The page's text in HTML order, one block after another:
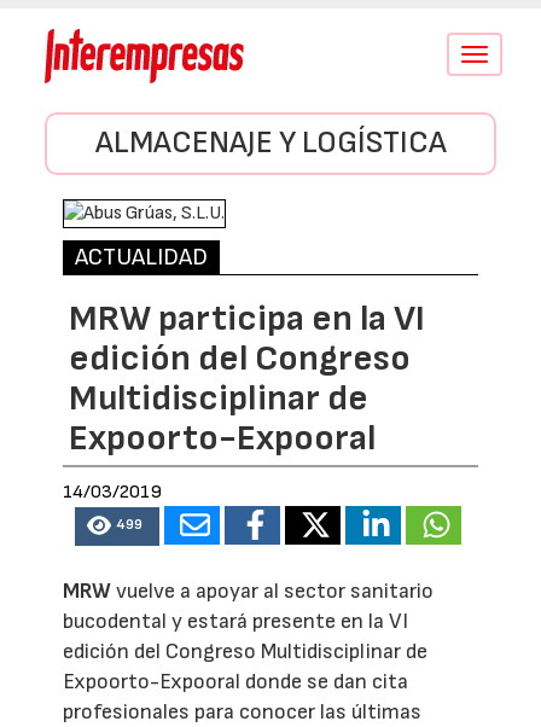
Conmutar
ALMACENAJE Y LOGÍSTICA
ACTUALIDAD
MRW participa en la VI
edición del Congreso
Multidisciplinar de
Expoorto-Expooral
14/03/2019
499
MRWvuelve a apoyar al sector sanitario
bucodental y estará presente en la VI
edición del Congreso Multidisciplinar de
Expoorto-Expooral donde se dan cita
profesionales para conocer las últimas